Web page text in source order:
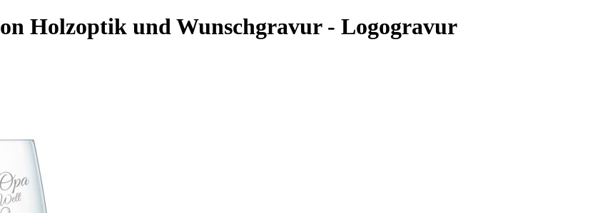
Holzoptik und Wunschgravur - Logogravur